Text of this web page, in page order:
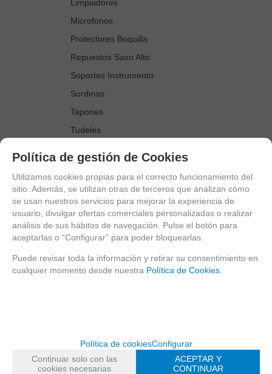
Limpiadores
Microfonos
Protectores Boquilla
Repuestos Saxo Alto
Soportes Instrumento
Sordinas
Tapones
Tudeles
Accesorios Saxo Tenor
Abrazaderas
Anillo Fonico Saxo Tenor
Atriles Marcha
Boquillas
Boquilleros
Cañas
Estuches Guardacañas
Estuches Instrumento
Política de gestión de Cookies
Utilizamos cookies propias para el correcto funcionamiento del
sitio. Además, se utilizan otras de terceros que analizan cómo
se usan nuestros servicios para mejorar la experiencia de
usuario, divulgar ofertas comerciales personalizadas o realizar
análisis de sus hábitos de navegación. Pulse el botón para
aceptarlas o “Configurar” para poder bloquearlas.
Puede revisar toda la información y retirar su consentimiento en
cualquier momento desde nuestra Política de Cookies.
Política de cookiesConfigurar
Continuar solo con las
cookies necesarias
ACEPTAR Y
CONTINUAR